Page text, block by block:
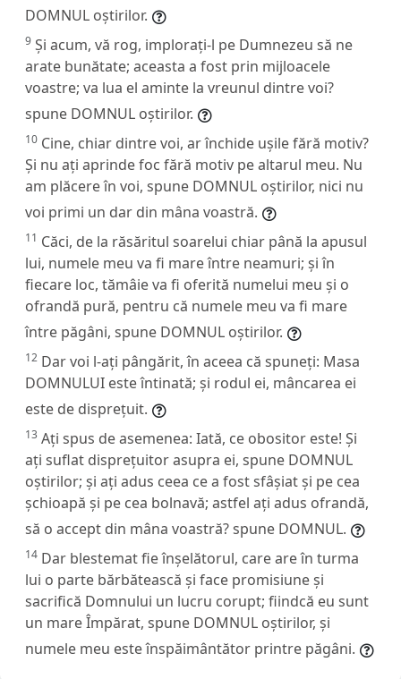
DOMNUL oștirilor.
9 Și acum, vă rog, implorați-l pe Dumnezeu să ne
arate bunătate; aceasta a fost prin mijloacele
voastre; va lua el aminte la vreunul dintre voi?
spune DOMNUL oștirilor.
10 Cine, chiar dintre voi, ar închide ușile fără motiv?
Și nu ați aprinde foc fără motiv pe altarul meu. Nu
am plăcere în voi, spune DOMNUL oștirilor, nici nu
voi primi un dar din mâna voastră.
11 Căci, de la răsăritul soarelui chiar până la apusul
lui, numele meu va fi mare între neamuri; și în
fiecare loc, tămâie va fi oferită numelui meu și o
ofrandă pură, pentru că numele meu va fi mare
între păgâni, spune DOMNUL oștirilor.
12 Dar voi l-ați pângărit, în aceea că spuneți: Masa
DOMNULUI este întinată; și rodul ei, mâncarea ei
este de disprețuit.
13 Ați spus de asemenea: Iată, ce obositor este! Și
ați suflat disprețuitor asupra ei, spune DOMNUL
oștirilor; și ați adus ceea ce a fost sfâșiat și pe cea
șchioapă și pe cea bolnavă; astfel ați adus ofrandă,
să o accept din mâna voastră? spune DOMNUL.
14 Dar blestemat fie înșelătorul, care are în turma
lui o parte bărbătească și face promisiune și
sacrifică Domnului un lucru corupt; fiindcă eu sunt
un mare Împărat, spune DOMNUL oștirilor, și
numele meu este înspăimântător printre păgâni.